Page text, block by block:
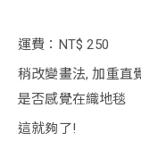
運費：NT$ 250
稍改變畫法, 加重直
是否感覺在織地毯
這就夠了!